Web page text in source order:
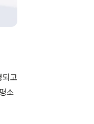
되고
소